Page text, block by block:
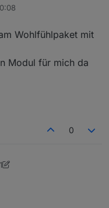
Wohlfühlpaket mit
Modul für mich da
0